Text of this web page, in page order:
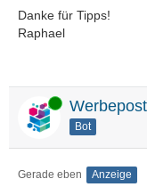
Danke für Tipps!
Raphael
Online Werbepost
Bot
Gerade eben Anzeige